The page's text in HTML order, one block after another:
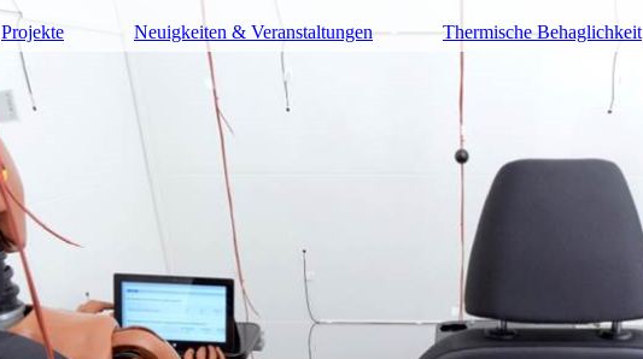
Projekte Neuigkeiten & Veranstaltungen Thermische Behaglichkeit